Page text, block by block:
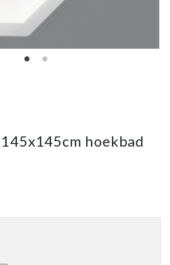
hoekbad